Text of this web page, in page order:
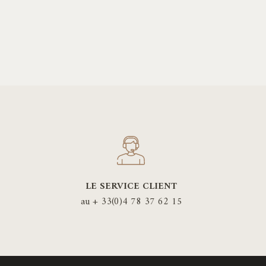
LE SERVICE CLIENT
au + 33(0)4 78 37 62 15